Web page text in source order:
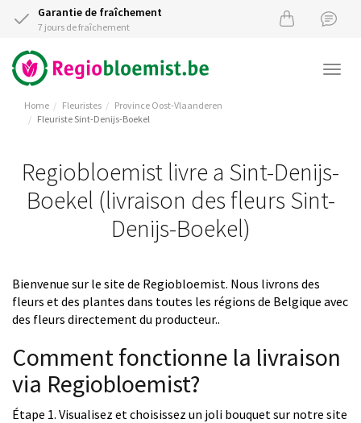
Garantie de fraîchement
7 jours de fraîchement
Home Fleuristes
Province Oost-Vlaanderen
Fleuriste Sint-Denijs-Boekel
Regiobloemist livre a Sint-Denijs-
Boekel (livraison des fleurs Sint-
Denijs-Boekel)
Bienvenue sur le site de Regiobloemist. Nous livrons des
fleurs et des plantes dans toutes les régions de Belgique avec
des fleurs directement du producteur..
Comment fonctionne la livraison
via Regiobloemist?
Étape 1. Visualisez et choisissez un joli bouquet sur notre site